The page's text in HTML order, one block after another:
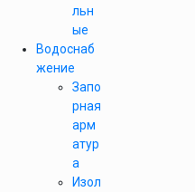
льн
ые
Водоснаб
жение
Запо
рная
арм
атур
а
Изол